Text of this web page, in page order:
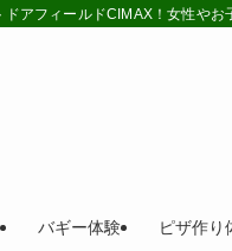
アフィールドCIMAX！女性や
バギー体験 ピザ作り